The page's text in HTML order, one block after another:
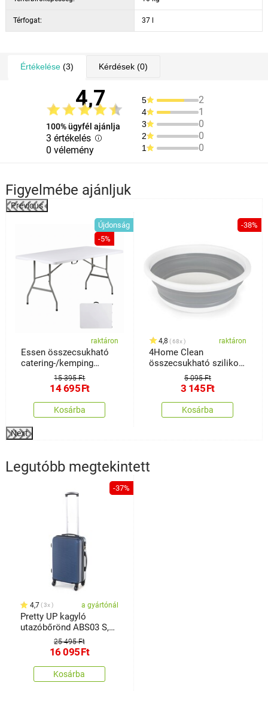
Térfogat: 37 l
Értékelése(3) Kérdések(0)
4,7
100% ügyfél ajánlja
3 értékelés
0 vélemény
5 2
4 1
3 0
2 0
1 0
Figyelmébe ajánljuk
Previous
Újdonság
-5%
raktáron
Essen összecsukható
catering-/kemping
15 395 Ft
14 695Ft
Kosárba
-38%
4,8 68x raktáron
4Home Clean
összecsukható szilikon
mosogató5 095 Ft
3 145Ft
Kosárba
Next
Legutóbb megtekintett
-37%
4,7 3x a gyártónál
Pretty UP kagyló
utazóbőrönd ABS03 S,
25 495 Ft
16 095Ft
Kosárba